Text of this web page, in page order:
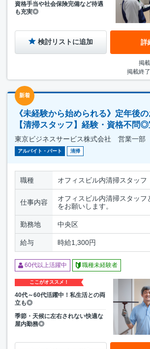
資格手当や社会保険完備など待遇
も充実◎
検討リストに追加 詳
掲
掲載終
新着
《未経験から始められる》定年後の
【清掃スタッフ】経験・資格不問
東京ビジネスサービス株式会社 営業一部
アルバイト・パート 清掃
職種 オフィスビル内清掃スタッフ
仕事内容
オフィスビル内清掃スタッフ
をお願いします。
勤務地 中央区
給与 時給1,300円
60代以上活躍中 職種未経験者
ここがオススメ！
40代～60代活躍中！私生活との両
立も◎
季節・天候に左右されない快適な
屋内勤務◎